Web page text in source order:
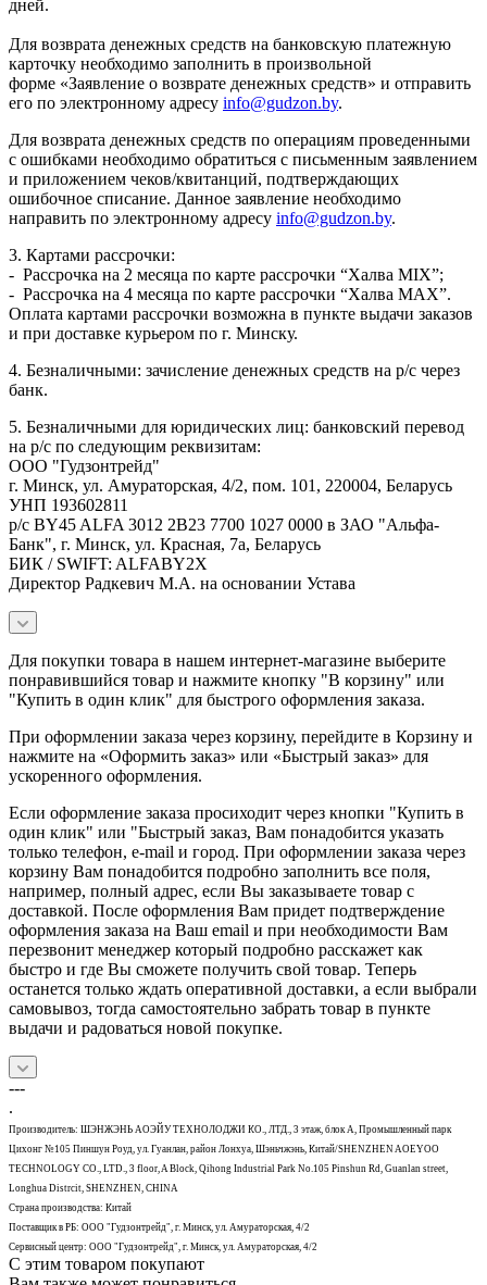
дней.
Для возврата денежных средств на банковскую платежную
карточку необходимо заполнить в произвольной
форме «Заявление о возврате денежных средств» и отправить
его по электронному адресу info@gudzon.by.
Для возврата денежных средств по операциям проведенными
с ошибками необходимо обратиться с письменным заявлением
и приложением чеков/квитанций, подтверждающих
ошибочное списание. Данное заявление необходимо
направить по электронному адресу info@gudzon.by.
3. Картами рассрочки:
- Рассрочка на 2 месяца по карте рассрочки “Халва MIX”;
- Рассрочка на 4 месяца по карте рассрочки “Халва MAX”.
Оплата картами рассрочки возможна в пункте выдачи заказов
и при доставке курьером по г. Минску.
4. Безналичными: зачисление денежных средств на р/с через
банк.
5. Безналичными для юридических лиц: банковский перевод
на р/с по следующим реквизитам:
ООО "Гудзонтрейд"
г. Минск, ул. Амураторская, 4/2, пом. 101, 220004, Беларусь
УНП 193602811
р/с BY45 ALFA 3012 2B23 7700 1027 0000 в ЗАО "Альфа-
Банк", г. Минск, ул. Красная, 7а, Беларусь
БИК / SWIFT: ALFABY2X
Директор Радкевич М.А. на основании Устава
Для покупки товара в нашем интернет-магазине выберите
понравившийся товар и нажмите кнопку "В корзину" или
"Купить в один клик" для быстрого оформления заказа.
При оформлении заказа через корзину, перейдите в Корзину и
нажмите на «Оформить заказ» или «Быстрый заказ» для
ускоренного оформления.
Если оформление заказа просиходит через кнопки "Купить в
один клик" или "Быстрый заказ, Вам понадобится указать
только телефон, e-mail и город. При оформлении заказа через
корзину Вам понадобится подробно заполнить все поля,
например, полный адрес, если Вы заказываете товар с
доставкой. После оформления Вам придет подтверждение
оформления заказа на Ваш email и при необходимости Вам
перезвонит менеджер который подробно расскажет как
быстро и где Вы сможете получить свой товар. Теперь
останется только ждать оперативной доставки, а если выбрали
самовывоз, тогда самостоятельно забрать товар в пункте
выдачи и радоваться новой покупке.
---
.
Производитель: ШЭНЖЭНЬ АОЭЙУ ТЕХНОЛОДЖИ КО., ЛТД., 3 этаж, блок А, Промышленный парк
Цихонг №105 Пиншун Роуд, ул. Гуанлан, район Лонхуа, Шэньчжэнь, Китай/SHENZHEN AOEYOO
TECHNOLOGY CO., LTD., 3 floor, A Block, Qihong Industrial Park No.105 Pinshun Rd, Guanlan street,
Longhua Distrcit, SHENZHEN, CHINA
Страна производства: Китай
Поставщик в РБ: ООО "Гудзонтрейд", г. Минск, ул. Амураторская, 4/2
Сервисный центр: ООО "Гудзонтрейд", г. Минск, ул. Амураторская, 4/2
С этим товаром покупают